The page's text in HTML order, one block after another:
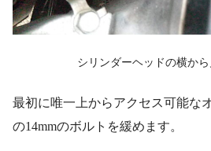
シリンダーヘッドの横か
最初に唯一上からアクセス可能な
の14mmのボルトを緩めます。